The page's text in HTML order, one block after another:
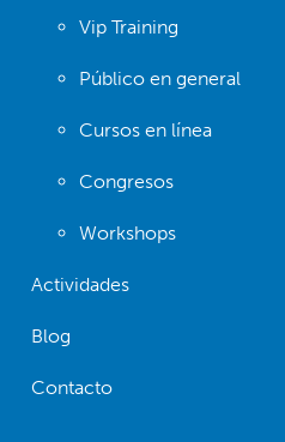
Vip Training
Público en general
Cursos en línea
Congresos
Workshops
Actividades
Blog
Contacto